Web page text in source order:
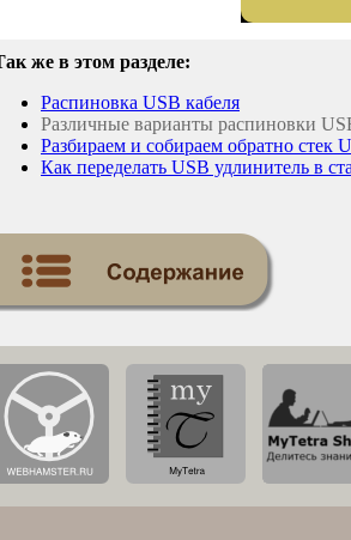
же в этом разделе:
Распиновка USB кабеля
Различные варианты распиновки
Разбираем и собираем обратно стек
Как переделать USB удлинитель в